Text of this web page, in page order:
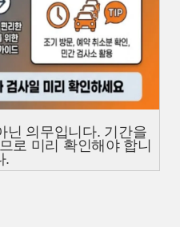
닌 의무입니다. 기간을
로 미리 확인해야 합니
.